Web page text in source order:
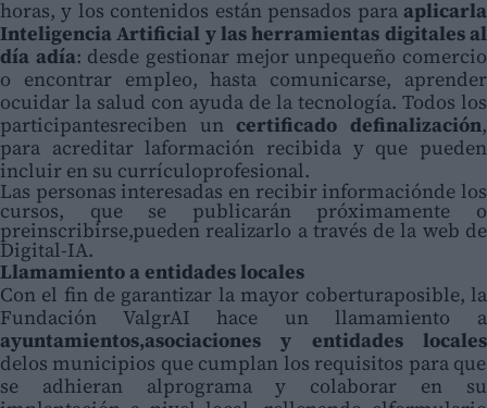
horas, y los contenidos están pensados para aplicarla
Inteligencia Artificial y las herramientas digitales al
día adía: desde gestionar mejor unpequeño comercio
o encontrar empleo, hasta comunicarse, aprender
ocuidar la salud con ayuda de la tecnología. Todos los
participantesreciben uncertificado definalización,
para acreditar laformación recibida y que pueden
incluir en su currículoprofesional.
Las personas interesadas en recibir informaciónde los
cursos, que se publicarán próximamente o
preinscribirse,pueden realizarlo a través de la web de
Digital-IA.
Llamamiento a entidades locales
Con el fin de garantizar la mayor coberturaposible, la
Fundación ValgrAI hace un llamamiento a
ayuntamientos,asociaciones y entidades locales
delos municipios que cumplan los requisitos para que
se adhieran alprograma y colaborar en su